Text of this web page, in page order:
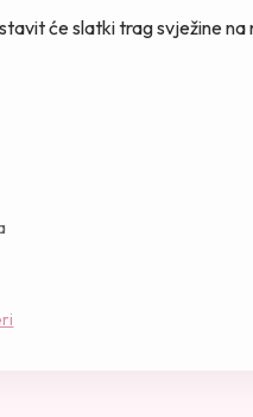
će slatki trag svježine na